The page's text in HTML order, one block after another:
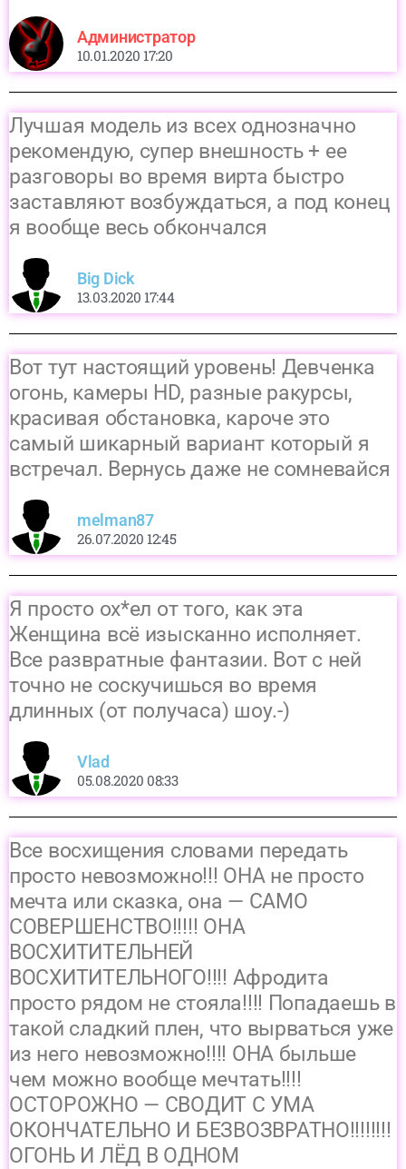
Администратор
10.01.2020 17:20
Лучшая модель из всех однозначно
рекомендую, супер внешность + ее
разговоры во время вирта быстро
заставляют возбуждаться, а под конец
я вообще весь обкончался
Big Dick
13.03.2020 17:44
Вот тут настоящий уровень! Девченка
огонь, камеры HD, разные ракурсы,
красивая обстановка, кароче это
самый шикарный вариант который я
встречал. Вернусь даже не сомневайся
melman87
26.07.2020 12:45
Я просто ох*ел от того, как эта
Женщина всё изысканно исполняет.
Все развратные фантазии. Вот с ней
точно не соскучишься во время
длинных (от получаса) шоу.-)
Vlad
05.08.2020 08:33
Все восхищения словами передать
просто невозможно!!! ОНА не просто
мечта или сказка, она — САМО
СОВЕРШЕНСТВО!!!!! ОНА
ВОСХИТИТЕЛЬНЕЙ
ВОСХИТИТЕЛЬНОГО!!!! Афродита
просто рядом не стояла!!!! Попадаешь в
такой сладкий плен, что вырваться уже
из него невозможно!!!! ОНА быльше
чем можно вообще мечтать!!!!
ОСТОРОЖНО — СВОДИТ С УМА
ОКОНЧАТЕЛЬНО И БЕЗВОЗВРАТНО!!!!!!!!
ОГОНЬ И ЛЁД В ОДНОМ